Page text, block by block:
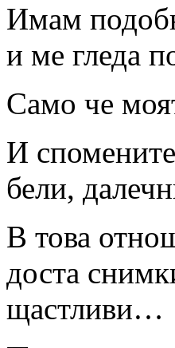
Имам
и ме гледа
Само че
И
бели,
В това
доста
щастливи…